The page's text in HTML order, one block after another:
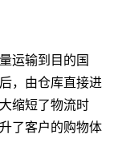
运输到目的国
，由仓库直接进
缩短了物流时
了客户的购物体